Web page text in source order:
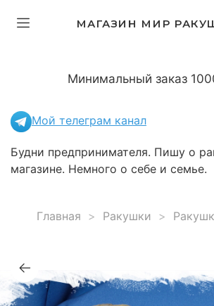
МАГАЗИН МИР
Минимальный заказ
Мой телеграм канал
Будни предпринимателя. Пишу о
магазине. Немного о себе и семье.
Главная Ракушки